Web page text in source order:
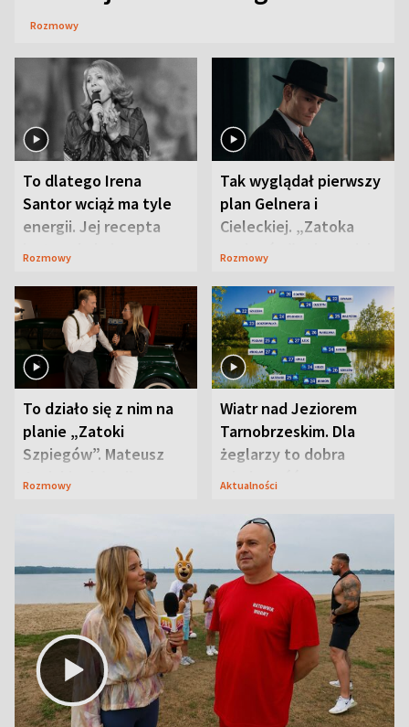
Rozmowy
To dlatego Irena
Santor wciąż ma tyle
energii. Jej recepta
jest zaskakująco
Rozmowy
Tak wyglądał pierwszy
plan Gelnera i
Cieleckiej. „Zatoka
szpiegów” od razu ich
Rozmowy
To działo się z nim na
planie „Zatoki
Szpiegów”. Mateusz
Janicki odsłonił
Rozmowy
Wiatr nad Jeziorem
Tarnobrzeskim. Dla
żeglarzy to dobra
wiadomość
Aktualności